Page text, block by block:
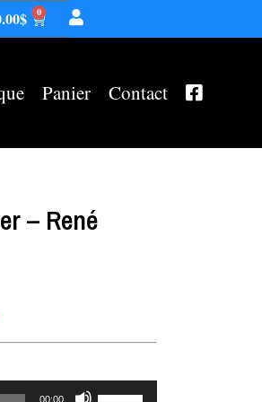
$ 0
Panier Contact
– René
00:00
Utilisez